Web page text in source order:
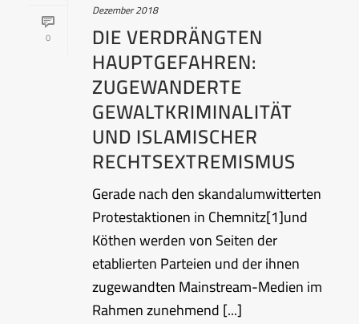
0
Dezember 2018
DIE VERDRÄNGTEN
HAUPTGEFAHREN:
ZUGEWANDERTE
GEWALTKRIMINALITÄT
UND ISLAMISCHER
RECHTSEXTREMISMUS
Gerade nach den skandalumwitterten
Protestaktionen in Chemnitz[1]und
Köthen werden von Seiten der
etablierten Parteien und der ihnen
zugewandten Mainstream-Medien im
Rahmen zunehmend [...]